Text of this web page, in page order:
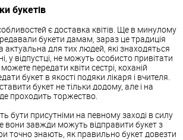
букетів
є доставка квітів Ще в минулому
букети дамам зараз цетрадиція
актуальна для тих людей які знаходяться
у відпустці не можуть особисто привітати
можете передати квіти сестрі коханій
букет в якості подяки лікаря і вчителя
букет нетільки додому, але і на
де проходить торжество
бути присутніми на певномузаході в силу
вони завжди можуть відправити букетз
точнознають як правильнобукет довезти